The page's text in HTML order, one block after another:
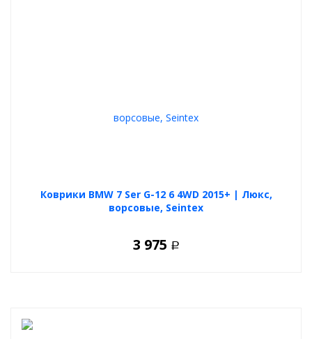
Коврики BMW 7 Ser G-12 6 4WD 2015+ | Люкс,
ворсовые, Seintex
3 975 Р